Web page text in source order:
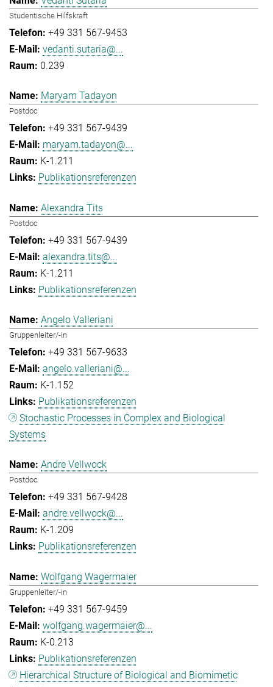
Studentische Hilfskraft
+49 331 567-9453
vedanti.sutaria@...
0.239
Maryam Tadayon
Postdoc
+49 331 567-9439
maryam.tadayon@...
K-1.211
Publikationsreferenzen
Alexandra Tits
Postdoc
+49 331 567-9439
alexandra.tits@...
K-1.211
Publikationsreferenzen
Angelo Valleriani
Gruppenleiter/-in
+49 331 567-9633
angelo.valleriani@...
K-1.152
Publikationsreferenzen
Stochastic Processes in Complex and Biological
Systems
Andre Vellwock
Postdoc
+49 331 567-9428
andre.vellwock@...
K-1.209
Publikationsreferenzen
Wolfgang Wagermaier
Gruppenleiter/-in
+49 331 567-9459
wolfgang.wagermaier@...
K-0.213
Publikationsreferenzen
Hierarchical Structure of Biological and Biomimetic